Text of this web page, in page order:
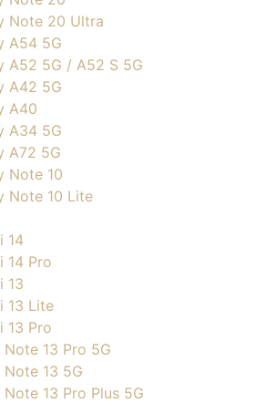
Note 20 Ultra
A54 5G
A52 5G / A52 S 5G
A42 5G
A40
A34 5G
A72 5G
Note 10
Note 10 Lite
14
14 Pro
13
13 Lite
13 Pro
Note 13 Pro 5G
Note 13 5G
Note 13 Pro Plus 5G